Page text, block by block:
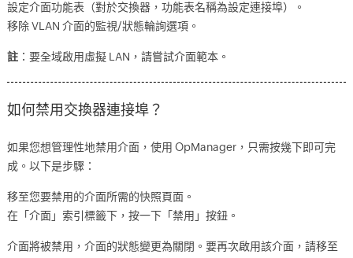
設定介面功能表（對於交換器，功能表名稱為設定連接埠）。
移除 VLAN 介面的監視/狀態輪詢選項。
註：要全域啟用虛擬 LAN，請嘗試介面範本。
如何禁用交換器連接埠？
如果您想管理性地禁用介面，使用 OpManager，只需按幾下即可完
成。以下是步驟：
移至您要禁用的介面所需的快照頁面。
在「介面」索引標籤下，按一下「禁用」按鈕。
介面將被禁用，介面的狀態變更為關閉。要再次啟用該介面，請移至